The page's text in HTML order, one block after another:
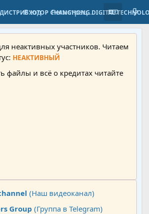
CHANGHONG DIGITAL
Вход Регистрация
неактивных участников. Читаем
НЕАКТИВНЫЙ
файлы и всё о кредитах читайте
(Наш видеоканал)
Group (Группа в Telegram)